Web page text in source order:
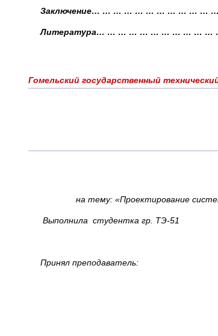
Заключение… … … … … … … … … …
Литература… … … … … … … … … …
Гомельский государственный
на тему: «Проектирование
Выполнила студентка гр. ТЭ-51
Принял преподаватель: